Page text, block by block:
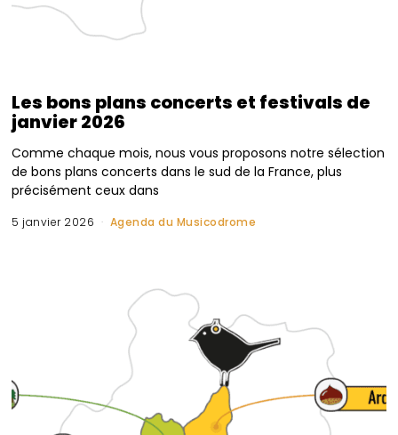
Les bons plans concerts et festivals de
janvier 2026
Comme chaque mois, nous vous proposons notre sélection
de bons plans concerts dans le sud de la France, plus
précisément ceux dans
5 janvier 2026 Agenda du Musicodrome